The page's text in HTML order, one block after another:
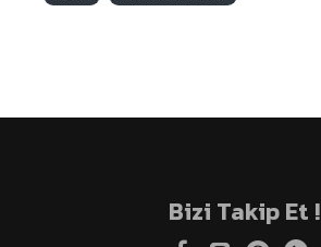
Bizi Takip Et !